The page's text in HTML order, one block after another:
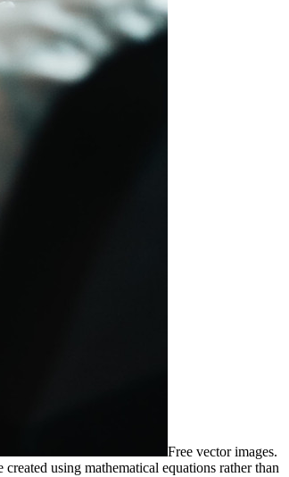
Free vector images.
using mathematical equations rather than